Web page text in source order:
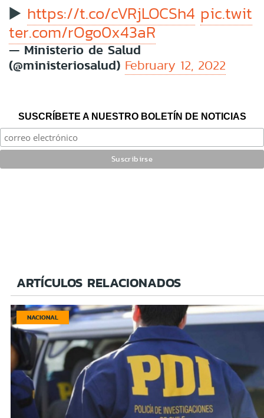
▶️ https://t.co/cVRjLOCSh4 pic.twit
ter.com/rOgo0x43aR
— Ministerio de Salud
(@ministeriosalud) February 12, 2022
SUSCRÍBETE A NUESTRO BOLETÍN DE NOTICIAS
ARTÍCULOS RELACIONADOS
NACIONAL